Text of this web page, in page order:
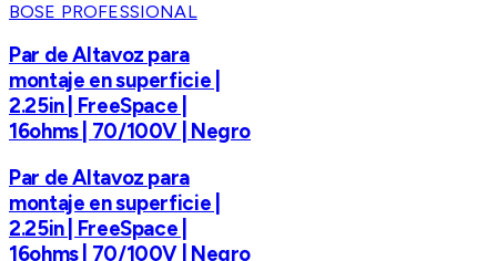
BOSE PROFESSIONAL
Par de Altavoz para
montaje en superficie |
2.25in | FreeSpace |
16ohms | 70/100V | Negro
Par de Altavoz para
montaje en superficie |
2.25in | FreeSpace |
16ohms | 70/100V | Negro